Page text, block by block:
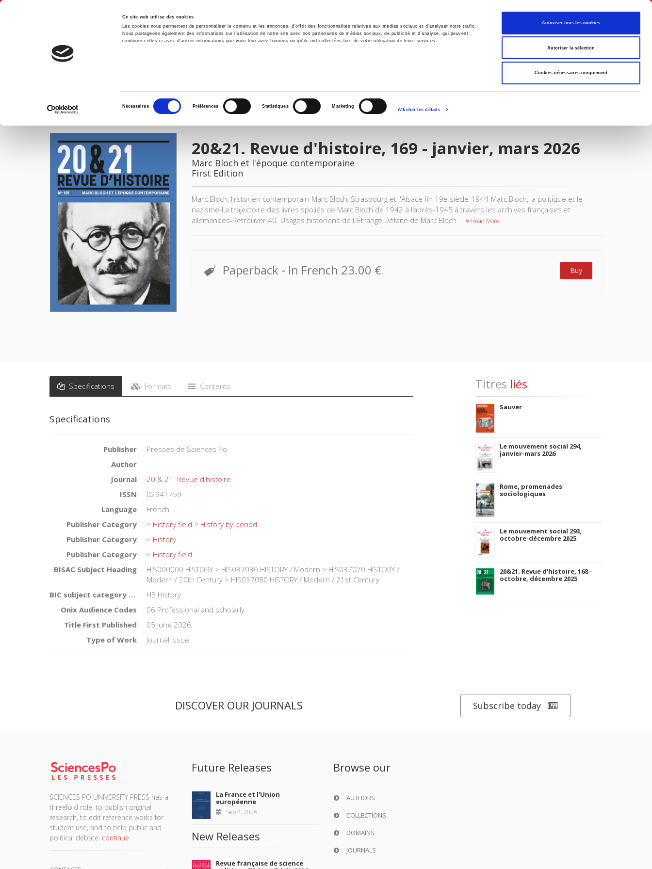
Ce site web utilise des cookies
Les cookies nous permettent de personnaliser le contenu et les annonces, d'offrir des fonctionnalités relatives aux médias sociaux et d'analyser notre trafic.
Nous partageons également des informations sur l'utilisation de notre site avec nos partenaires de médias sociaux, de publicité et d'analyse, qui peuvent
combiner celles-ci avec d'autres informations que vous leur avez fournies ou qu'ils ont collectées lors de votre utilisation de leurs services.
consentement
Nécessaires Préférences Statistiques Marketing
Afficher les détails
Autoriser tous les cookies
Autoriser la sélection
Cookies nécessaires uniquement
English
Home Environment History International Politics
IMAGES
20&21. Revue d'histoire, 169 - janvier, mars 2026
Marc Bloch et l'époque contemporaine
First Edition
Marc Bloch, historien contemporain-Marc Bloch, Strasbourg et l'Alsace fin 19e siècle-1944-Marc Bloch, la politique et le
nazisme-La trajectoire des livres spoliés de Marc Bloch de 1942 à l’après-1945 à travers les archives françaises et
allemandes-Retrouver 40. Usages historiens de L’Étrange Défaite de Marc Bloch
Read More
Paperback - In French 23.00 € Buy
Specifications Formats Contents
Specifications
Publisher
Presses de Sciences Po
Author
Journal
20 & 21. Revue d'histoire
ISSN
02941759
Language
French
Publisher Category
> History field > History by period
Publisher Category
> History
Publisher Category
> History field
BISAC Subject Heading
HIS000000 HISTORY > HIS037030 HISTORY / Modern > HIS037070 HISTORY /
Modern / 20th Century > HIS037080 HISTORY / Modern / 21st Century
BIC subject category (UK)
HB History
Onix Audience Codes
06 Professional and scholarly
Title First Published
05 June 2026
Type of Work
Journal Issue
Titres liés
Sauver
Le mouvement social 294,
janvier-mars 2026
Rome, promenades
sociologiques
Le mouvement social 293,
octobre-décembre 2025
20&21. Revue d'histoire, 168 -
octobre, décembre 2025
DISCOVER OUR JOURNALS Subscribe today
SCIENCES PO UNIVERSITY PRESS has a
threefold role: to publish original
research, to edit reference works for
student use, and to help public and
political debate. continue
Future Releases
La France et l'Union
européenne
Sep 4, 2026
New Releases
Revue française de science
Browse our
AUTHORS
COLLECTIONS
DOMAINS
JOURNALS